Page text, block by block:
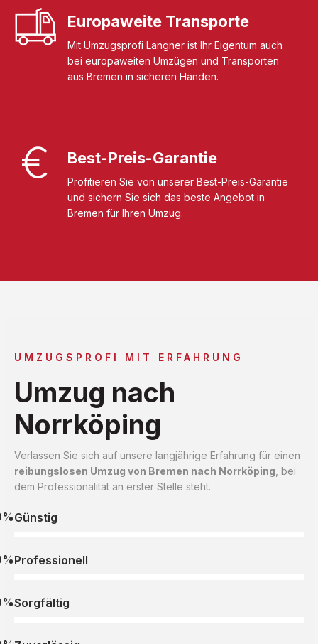
Europaweite Transporte
Mit Umzugsprofi Langner ist Ihr Eigentum auch
bei europaweiten Umzügen und Transporten
aus Bremen in sicheren Händen.
Best-Preis-Garantie
Profitieren Sie von unserer Best-Preis-Garantie
und sichern Sie sich das beste Angebot in
Bremen für Ihren Umzug.
UMZUGSPROFI MIT ERFAHRUNG
Umzug nach
Norrköping
Verlassen Sie sich auf unsere langjährige Erfahrung für einen
reibungslosen Umzug von Bremen nach Norrköping , bei
dem Professionalität an erster Stelle steht.
Günstig
Professionell
Sorgfältig